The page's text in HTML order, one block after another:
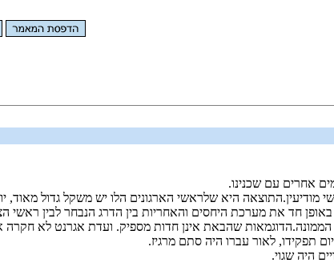
אחרים עם שכנינו.
היא שלראשי הארגונים הלו יש משקל גדול מאוד,
חד את מערכת היחסים והאחריות בין הדרג הנבחר לבין ראשי
שהבאת אינן חדות מספיק. ועדת אגרנט לא
תפקידו, לאור עברו היה סתם מרגיז.
היה שגוי.